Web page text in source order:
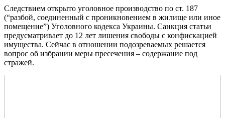
Следствием открыто уголовное производство по ст. 187
(“разбой, соединенный с проникновением в жилище или иное
помещение”) Уголовного кодекса Украины. Санкция статьи
предусматривает до 12 лет лишения свободы с конфискацией
имущества. Сейчас в отношении подозреваемых решается
вопрос об избрании меры пресечения – содержание под
стражей.